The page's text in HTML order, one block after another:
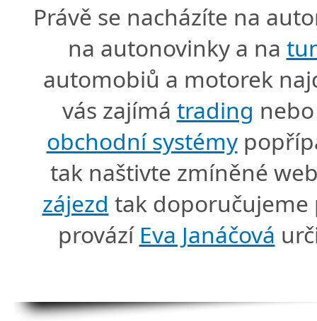
Právě se nacházíte na
na autonovinky a na
automobiů a motorek
vás zajímá trading
obchodní systémy
tak naštivte zmíněné
zájezd tak doporučujeme
provází Eva Janáčová